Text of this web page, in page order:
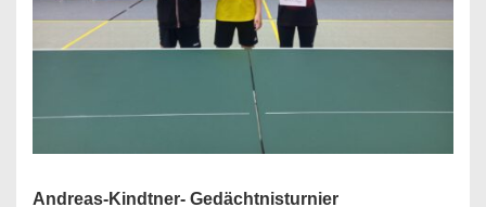
Andreas-Kindtner- Gedächtnisturnier